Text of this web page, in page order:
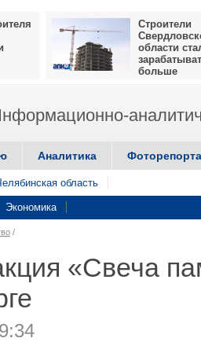
Строители
области
больше
Аналитика
область
Экономика
/
«Свеча